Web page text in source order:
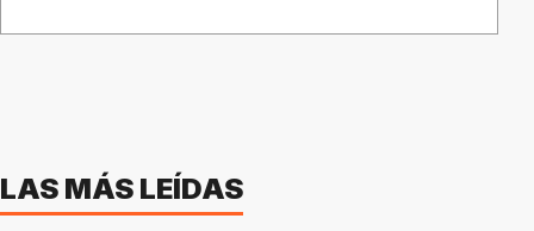
LAS MÁS LEÍDAS